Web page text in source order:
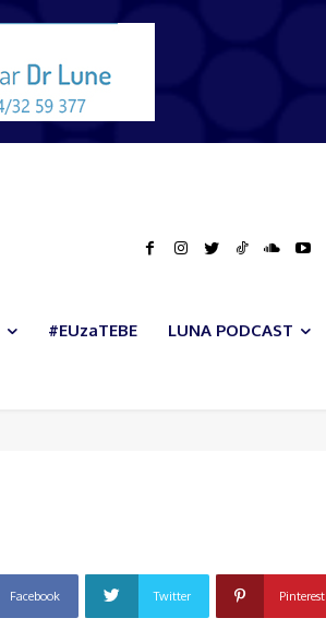
#EUzaTEBE LUNA PODCAST
Facebook Twitter Pinterest